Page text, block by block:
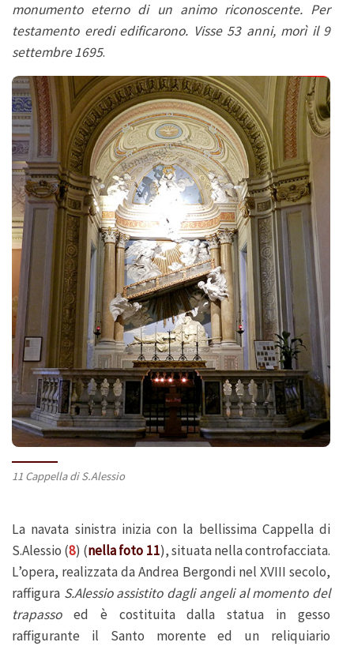
monumento eterno di un animo riconoscente. Per
testamento eredi edificarono. Visse 53 anni, morì il 9
settembre 1695.
11 Cappella di S.Alessio
La navata sinistra inizia con la bellissima Cappella di
S.Alessio (8) (nella foto 11), situata nella controfacciata.
L’opera, realizzata da Andrea Bergondi nel XVIII secolo,
raffigura S.Alessio assistito dagli angeli al momento del
trapassoed è costituita dalla statua in gesso
raffigurante il Santo morente ed un reliquiario